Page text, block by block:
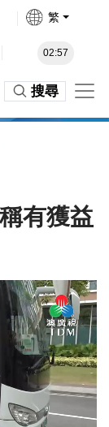
繁
02:57
搜尋
有獲益